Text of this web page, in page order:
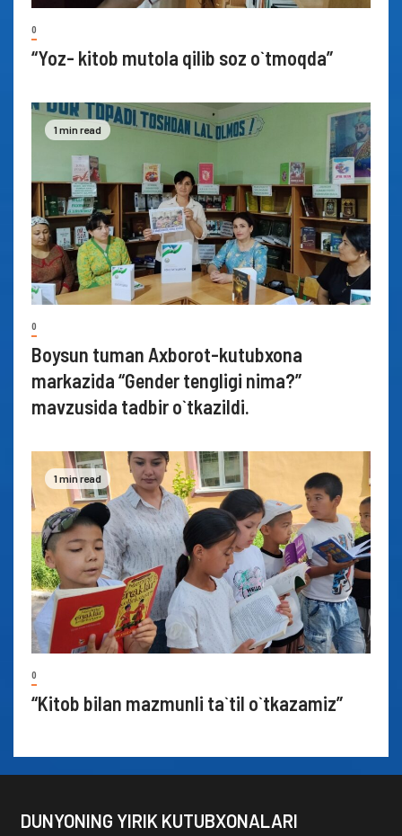
0
“Yoz- kitob mutola qilib soz o`tmoqda”
1 min read
0
Boysun tuman Axborot-kutubxona
markazida “Gender tengligi nima?”
mavzusida tadbir o`tkazildi.
1 min read
0
“Kitob bilan mazmunli ta`til o`tkazamiz”
DUNYONING YIRIK KUTUBXONALARI